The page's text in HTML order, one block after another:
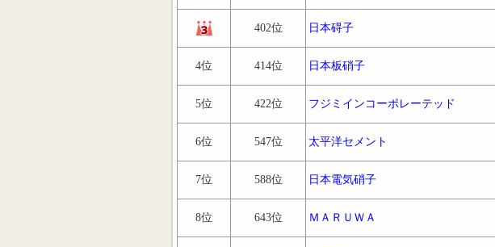
402位 日本碍子
4位 414位 日本板硝子
5位 422位 フジミインコーポレーテッド
6位 547位 太平洋セメント
7位 588位 日本電気硝子
8位 643位 ＭＡＲＵＷＡ